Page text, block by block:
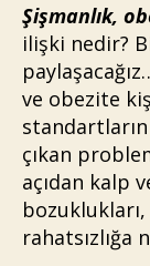
Şişmanlık,
ilişki nedir?
ve obezite
çıkan
açıdan kalp
rahatsızlığa